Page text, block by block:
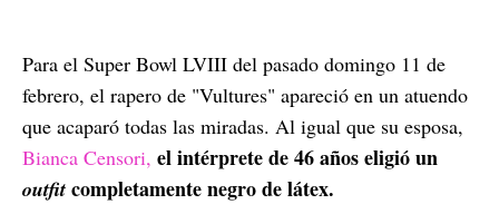
Para el Super Bowl LVIII del pasado domingo 11 de
febrero, el rapero de "Vultures" apareció en un atuendo
que acaparó todas las miradas. Al igual que su esposa,
Bianca Censori, el intérprete de 46 años eligió un
outfit completamente negro de látex.